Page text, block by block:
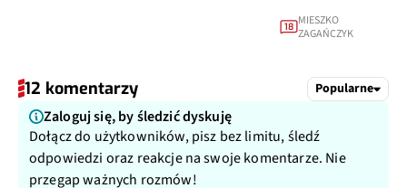
18 MIESZKO
ZAGAŃCZYK
12 komentarzy Popularne
Zaloguj się, by śledzić dyskuję
Dołącz do użytkowników, pisz bez limitu, śledź
odpowiedzi oraz reakcje na swoje komentarze. Nie
przegap ważnych rozmów!